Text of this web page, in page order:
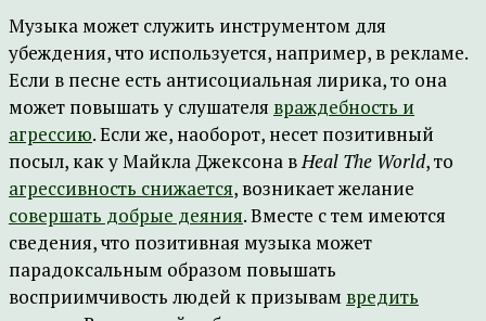
Музыка может служить инструментом для
убеждения, что используется, например, в рекламе.
Если в песне есть антисоциальная лирика, то она
может повышать у слушателя враждебность и
агрессию. Если же, наоборот, несет позитивный
посыл, как у Майкла Джексона вHeal The World, то
агрессивность снижается, возникает желание
совершать добрые деяния. Вместе с тем имеются
сведения, что позитивная музыка может
парадоксальным образом повышать
восприимчивость людей к призывам вредить